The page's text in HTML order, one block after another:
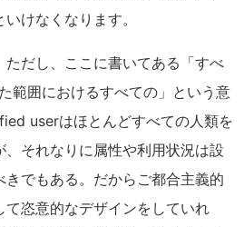
けなくなります。
ただし、ここに書いてある「すべ
範囲におけるすべての」という意
userはほとんどすべての人類を
それなりに属性や利用状況は設
でもある。だからご都合主義的
て恣意的なデザインをしていれ